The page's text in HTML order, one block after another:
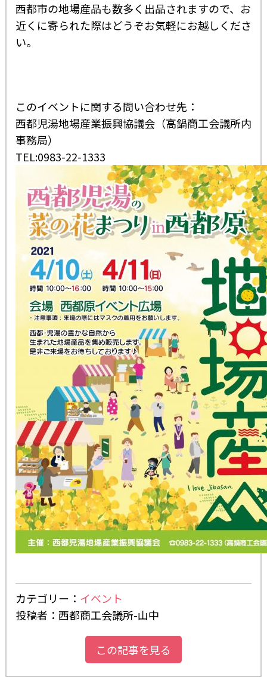
西都市の地場産品も数多く出品されますので、お
近くに寄られた際はどうぞお気軽にお越しくださ
い。
このイベントに関する問い合わせ先：
西都児湯地場産業振興協議会（高鍋商工会議所内
事務局）
TEL:0983-22-1333
カテゴリー： イベント
投稿者：西都商工会議所-山中
この記事を見る